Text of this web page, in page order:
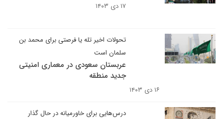
۱۷ دی ۱۴۰۳
تحولات اخیر تله یا فرصتی برای محمد بن
سلمان است
عربستان سعودی در معماری امنیتی
جدید منطقه
۱۶ دی ۱۴۰۳
درس‌هایی برای خاورمیانه در حال گذار